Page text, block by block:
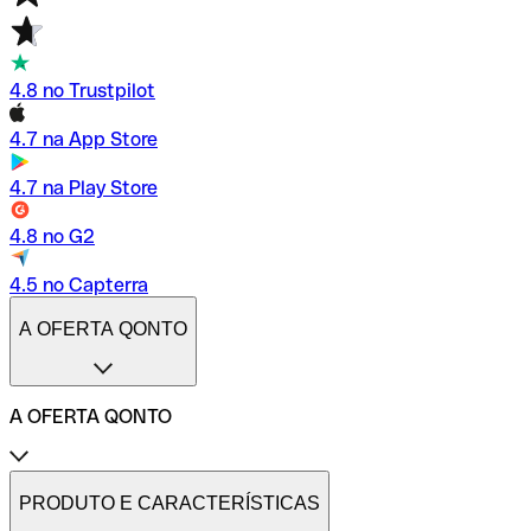
4.8 no Trustpilot
4.7 na App Store
4.7 na Play Store
4.8 no G2
4.5 no Capterra
A OFERTA QONTO
A OFERTA QONTO
Tarifas
Conta profissional online
PRODUTO E CARACTERÍSTICAS